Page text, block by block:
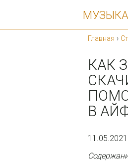
Главная ›
КАК
В
11.05.2021